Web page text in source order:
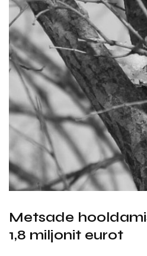
Metsade
1,8 miljonit eurot